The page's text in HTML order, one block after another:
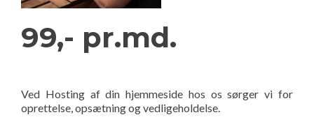
99,- pr.md.
Ved Hosting af din hjemmeside hos os sørger vi for
oprettelse, opsætning og vedligeholdelse.